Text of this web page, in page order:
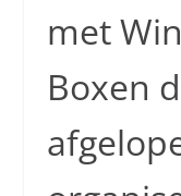
met
Boxen